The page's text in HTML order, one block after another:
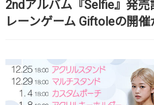
2ndアルバム『Selfie』発
レーンゲーム Giftoleの開催